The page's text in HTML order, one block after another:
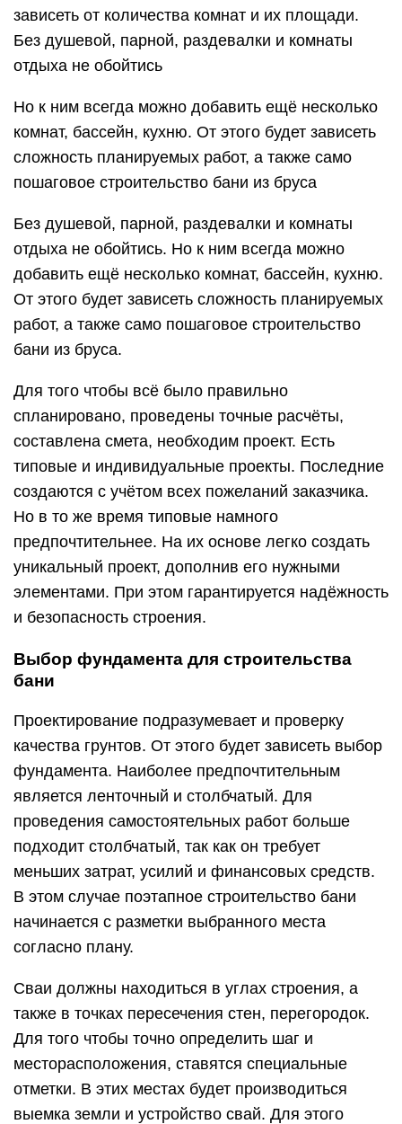
зависеть от количества комнат и их площади.
Без душевой, парной, раздевалки и комнаты
отдыха не обойтись
Но к ним всегда можно добавить ещё несколько
комнат, бассейн, кухню. От этого будет зависеть
сложность планируемых работ, а также само
пошаговое строительство бани из бруса
Без душевой, парной, раздевалки и комнаты
отдыха не обойтись. Но к ним всегда можно
добавить ещё несколько комнат, бассейн, кухню.
От этого будет зависеть сложность планируемых
работ, а также само пошаговое строительство
бани из бруса.
Для того чтобы всё было правильно
спланировано, проведены точные расчёты,
составлена смета, необходим проект. Есть
типовые и индивидуальные проекты. Последние
создаются с учётом всех пожеланий заказчика.
Но в то же время типовые намного
предпочтительнее. На их основе легко создать
уникальный проект, дополнив его нужными
элементами. При этом гарантируется надёжность
и безопасность строения.
Выбор фундамента для строительства
бани
Проектирование подразумевает и проверку
качества грунтов. От этого будет зависеть выбор
фундамента. Наиболее предпочтительным
является ленточный и столбчатый. Для
проведения самостоятельных работ больше
подходит столбчатый, так как он требует
меньших затрат, усилий и финансовых средств.
В этом случае поэтапное строительство бани
начинается с разметки выбранного места
согласно плану.
Сваи должны находиться в углах строения, а
также в точках пересечения стен, перегородок.
Для того чтобы точно определить шаг и
месторасположения, ставятся специальные
отметки. В этих местах будет производиться
выемка земли и устройство свай. Для этого